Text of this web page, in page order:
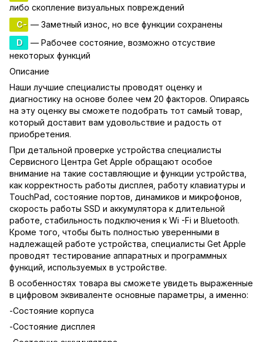
либо скопление визуальных повреждений
C- — Заметный износ, но все функции сохранены
D
— Рабочее состояние, возможно отсуствие
некоторых функций
Описание
Наши лучшие специалисты проводят оценку и
диагностику на основе более чем 20 факторов. Опираясь
на эту оценку вы сможете подобрать тот самый товар,
который доставит вам удовольствие и радость от
приобретения.
При детальной проверке устройства специалисты
Сервисного Центра Get Apple обращают особое
внимание на такие составляющие и функции устройства,
как корректность работы дисплея, работу клавиатуры и
TouchPad, состояние портов, динамиков и микрофонов,
скорость работы SSD и аккумулятора к длительной
работе, стабильность подключения к Wi -Fi и Bluetooth.
Кроме того, чтобы быть полностью уверенными в
надлежащей работе устройства, специалисты Get Apple
проводят тестирование аппаратных и программных
функций, используемых в устройстве.
В особенностях товара вы сможете увидеть выраженные
в цифровом эквиваленте основные параметры, а именно:
-Состояние корпуса
-Состояние дисплея